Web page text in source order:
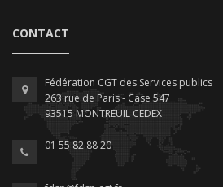
CONTACT
Fédération CGT des Services publics
263 rue de Paris - Case 547
93515 MONTREUIL CEDEX
01 55 82 88 20